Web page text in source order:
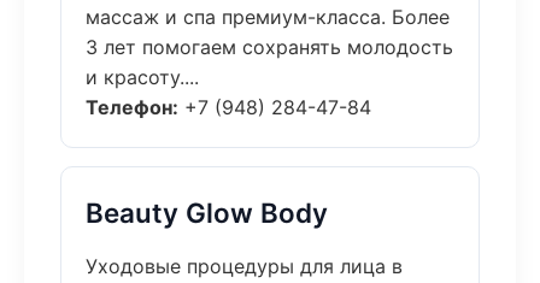
массаж и спа премиум-класса. Более
3 лет помогаем сохранять молодость
и красоту....
Телефон: +7 (948) 284-47-84
Beauty Glow Body
Уходовые процедуры для лица в